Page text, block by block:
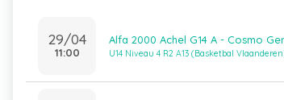
29/04
11:00
Alfa 2000 Achel G14 A - Cosmo
U14 Niveau 4 R2 A13 (Basketbal